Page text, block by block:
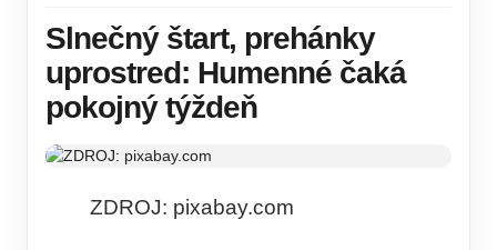
Slnečný štart, prehánky
uprostred: Humenné čaká
pokojný týždeň
ZDROJ: pixabay.com